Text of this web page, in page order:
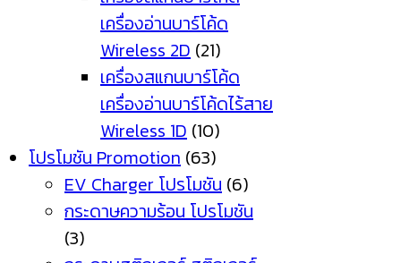
เครื่องอ่านบาร์โค้ด
Wireless 2D (21)
เครื่องสแกนบาร์โค้ด
เครื่องอ่านบาร์โค้ดไร้สาย
Wireless 1D (10)
โปรโมชัน Promotion (63)
EV Charger โปรโมชัน (6)
กระดาษความร้อน โปรโมชัน
(3)